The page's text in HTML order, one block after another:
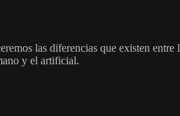
las diferencias que existen
y el artificial.